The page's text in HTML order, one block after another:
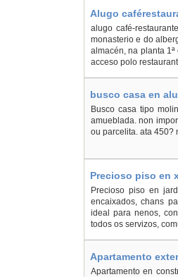
Alugo
alugo café-
monasterio e do
almacén, na planta
acceso polo
busco casa en
Busco casa tipo
amueblada. non
ou parcelita. ata 450?
Precioso piso en
Precioso piso en
encaixados, chans
ideal para nenos,
todos os servizos,
Apartamento
Apartamento en